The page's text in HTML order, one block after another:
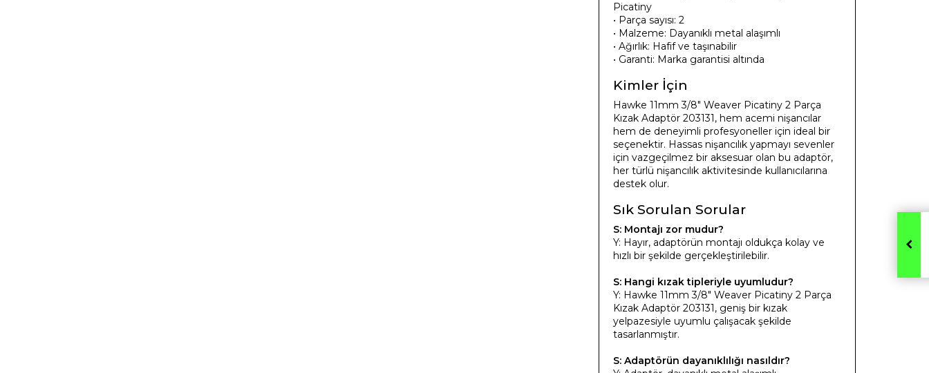
Picatiny
• Parça sayısı: 2
• Malzeme: Dayanıklı metal alaşımlı
• Ağırlık: Hafif ve taşınabilir
• Garanti: Marka garantisi altında
Kimler İçin
Hawke 11mm 3/8" Weaver Picatiny 2 Parça
Kızak Adaptör 203131, hem acemi nişancılar
hem de deneyimli profesyoneller için ideal bir
seçenektir. Hassas nişancılık yapmayı sevenler
için vazgeçilmez bir aksesuar olan bu adaptör,
her türlü nişancılık aktivitesinde kullanıcılarına
destek olur.
Sık Sorulan Sorular
S: Montajı zor mudur?
Y: Hayır, adaptörün montajı oldukça kolay ve
hızlı bir şekilde gerçekleştirilebilir.
S: Hangi kızak tipleriyle uyumludur?
Y: Hawke 11mm 3/8" Weaver Picatiny 2 Parça
Kızak Adaptör 203131, geniş bir kızak
yelpazesiyle uyumlu çalışacak şekilde
tasarlanmıştır.
S: Adaptörün dayanıklılığı nasıldır?